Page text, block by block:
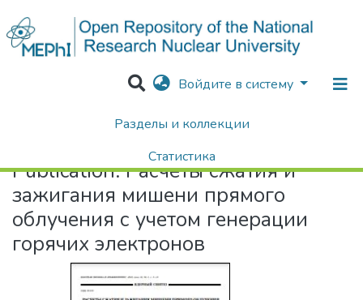
Войдите в систему
Разделы и коллекции
Статистика
Поиск
Расчеты сжатия и зажигания мишени прямого облучения с учетом генерации горячих электронов
Publication:Расчеты сжатия и
зажигания мишени прямого
облучения с учетом генерации
горячих электронов